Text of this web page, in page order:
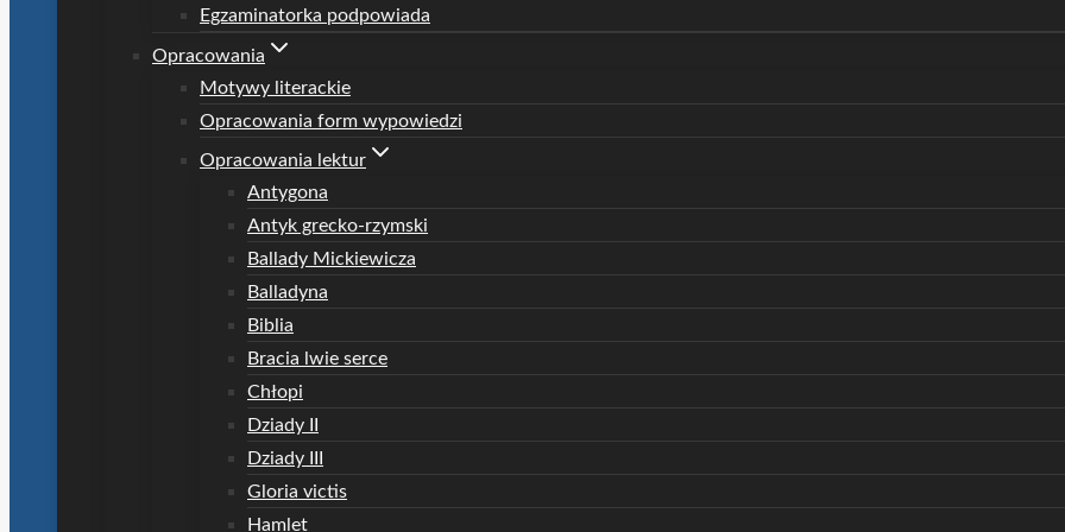
Egzaminatorka podpowiada
Opracowania
Motywy literackie
Opracowania form wypowiedzi
Opracowania lektur
Antygona
Antyk grecko-rzymski
Ballady Mickiewicza
Balladyna
Biblia
Bracia lwie serce
Chłopi
Dziady II
Dziady III
Gloria victis
Hamlet